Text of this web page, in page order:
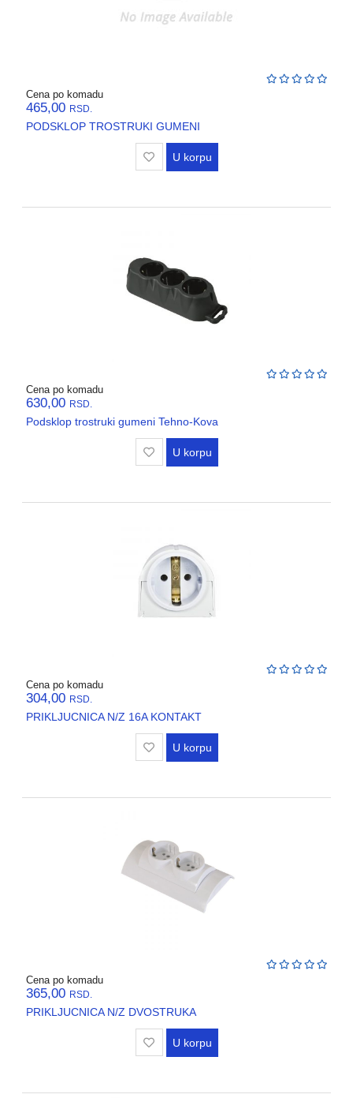
Cena po komadu
465,00 RSD.
PODSKLOP TROSTRUKI GUMENI
U korpu
Cena po komadu
630,00 RSD.
Podsklop trostruki gumeni Tehno-Kova
U korpu
Cena po komadu
304,00 RSD.
PRIKLJUCNICA N/Z 16A KONTAKT
U korpu
Cena po komadu
365,00 RSD.
PRIKLJUCNICA N/Z DVOSTRUKA
U korpu